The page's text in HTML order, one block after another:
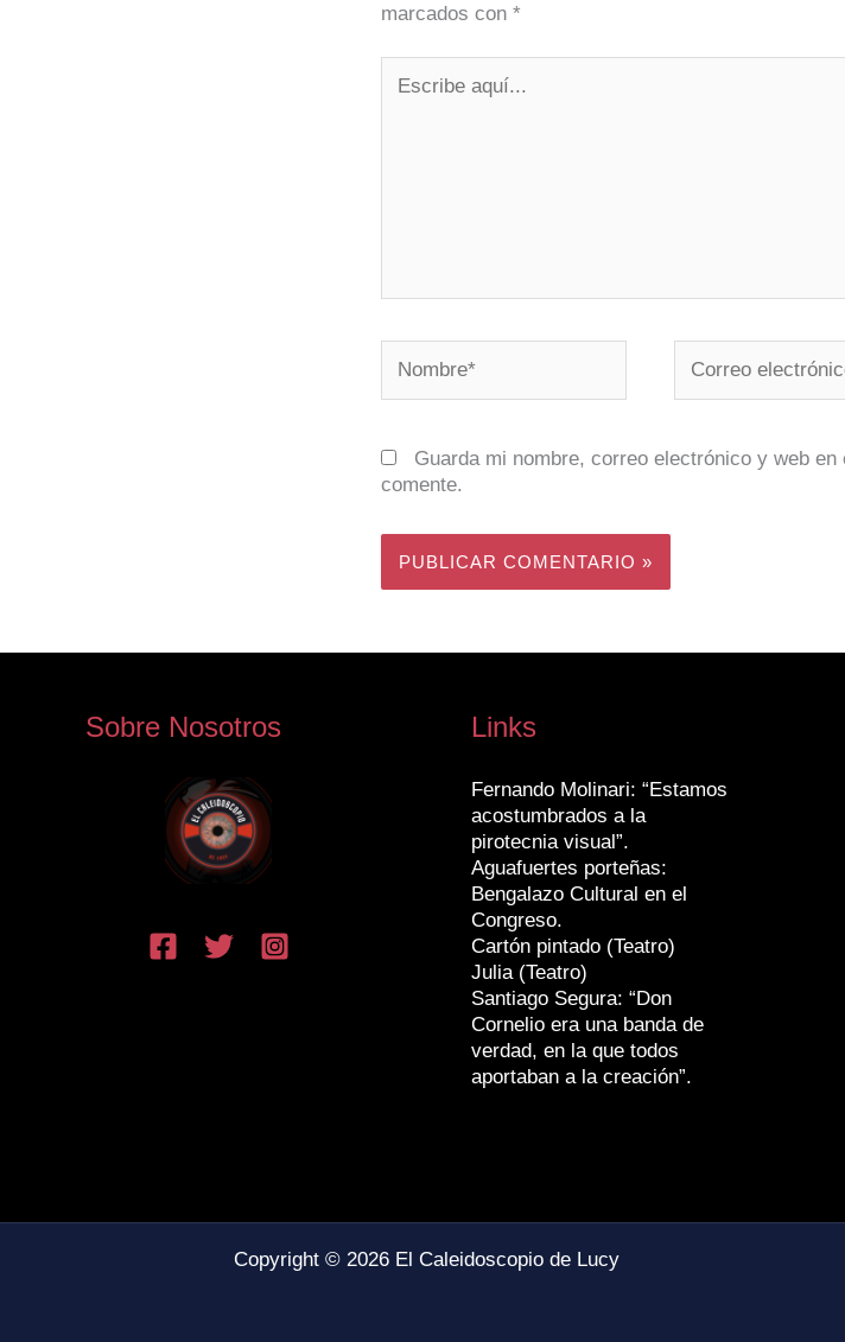
marcados con *
aquí...
electrónico*
Guarda mi nombre, correo electrónico y web
comente.
Sobre Nosotros Links
Fernando Molinari: “Estamos
acostumbrados a la
pirotecnia visual”.
Aguafuertes porteñas:
Bengalazo Cultural en el
Congreso.
Cartón pintado (Teatro)
Julia (Teatro)
Santiago Segura: “Don
Cornelio era una banda de
verdad, en la que todos
aportaban a la creación”.
Copyright © 2026 El Caleidoscopio de Lucy